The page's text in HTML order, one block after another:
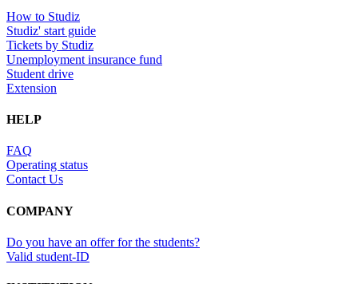
How to Studiz
Studiz' start guide
Tickets by Studiz
Unemployment insurance fund
Student drive
Extension
HELP
FAQ
Operating status
Contact Us
COMPANY
Do you have an offer for the students?
Valid student-ID